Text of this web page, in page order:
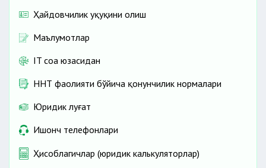
Ҳайдовчилик ҳуқуқини олиш
Маълумотлар
IT соҳа юзасидан
ННТ фаолияти бўйича қонунчилик нормалари
Юридик луғат
Ишонч телефонлари
Ҳисоблагичлар (юридик калькуляторлар)